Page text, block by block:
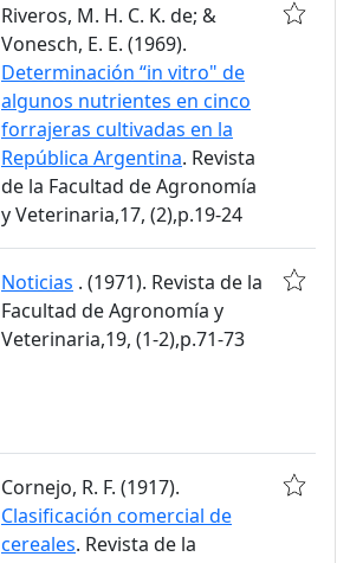
Riveros, M. H. C. K. de; &
Vonesch, E. E. (1969).
Determinación “in vitro" de
algunos nutrientes en cinco
forrajeras cultivadas en la
República Argentina. Revista
de la Facultad de Agronomía
y Veterinaria,17, (2),p.19-24
Noticias . (1971). Revista de la
Facultad de Agronomía y
Veterinaria,19, (1-2),p.71-73
Cornejo, R. F. (1917).
Clasificación comercial de
cereales. Revista de la